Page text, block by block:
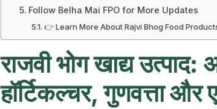
Follow Belha Mai FPO for More Updates
👉 Learn More About Rajvi Bhog Food
राजवी भोग खाद्य
हॉर्टिकल्चर, गुणवत्ता और